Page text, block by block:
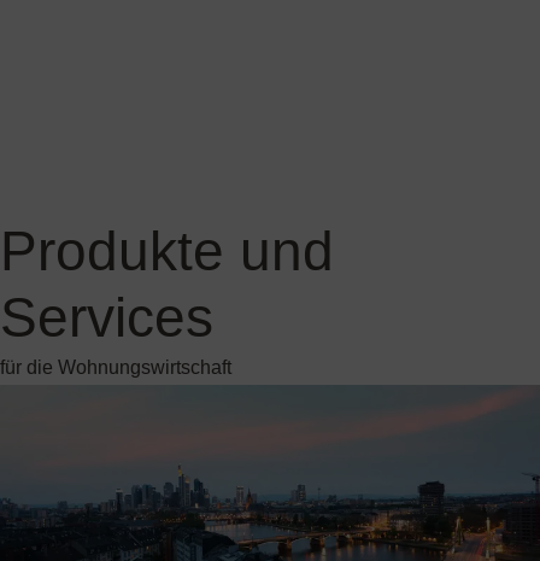
für die Wohnungswirtschaft